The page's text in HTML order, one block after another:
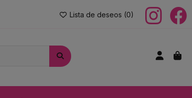
Lista de deseos (0)